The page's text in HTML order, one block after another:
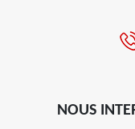
NOUS